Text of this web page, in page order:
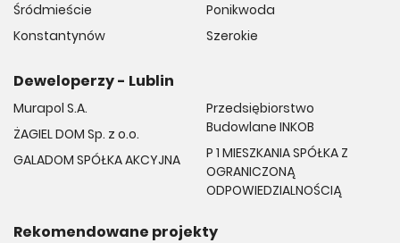
Śródmieście
Konstantynów
Ponikwoda
Szerokie
Deweloperzy - Lublin
Murapol S.A.
ŻAGIEL DOM Sp. z o.o.
GALADOM SPÓŁKA AKCYJNA
Przedsiębiorstwo
Budowlane INKOB
P 1 MIESZKANIA SPÓŁKA Z
OGRANICZONĄ
ODPOWIEDZIALNOŚCIĄ
Rekomendowane projekty